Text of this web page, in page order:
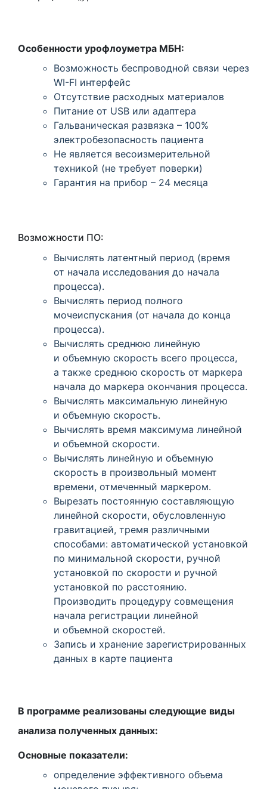
Особенности урофлоуметра МБН:
Возможность беспроводной связи через
WI-FI интерфейс
Отсутствие расходных материалов
Питание от USB или адаптера
Гальваническая развязка – 100%
электробезопасность пациента
Не является весоизмерительной
техникой (не требует поверки)
Гарантия на прибор – 24 месяца
Возможности ПО:
Вычислять латентный период (время
от начала исследования до начала
процесса).
Вычислять период полного
мочеиспускания (от начала до конца
процесса).
Вычислять среднюю линейную
и объемную скорость всего процесса,
а также среднюю скорость от маркера
начала до маркера окончания процесса.
Вычислять максимальную линейную
и объемную скорость.
Вычислять время максимума линейной
и объемной скорости.
Вычислять линейную и объемную
скорость в произвольный момент
времени, отмеченный маркером.
Вырезать постоянную составляющую
линейной скорости, обусловленную
гравитацией, тремя различными
способами: автоматической установкой
по минимальной скорости, ручной
установкой по скорости и ручной
установкой по расстоянию.
Производить процедуру совмещения
начала регистрации линейной
и объемной скоростей.
Запись и хранение зарегистрированных
данных в карте пациента
В программе реализованы следующие виды
анализа полученных данных:
Основные показатели:
определение эффективного объема